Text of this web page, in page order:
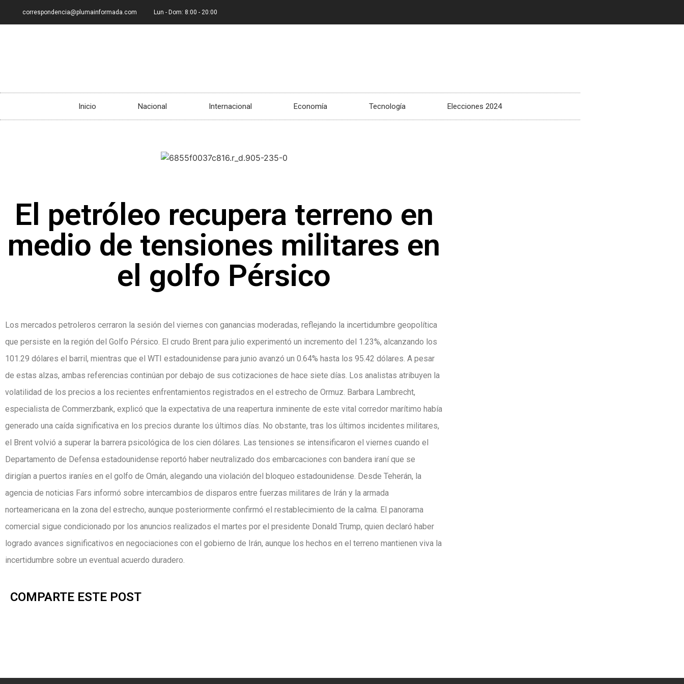
correspondencia@plumainformada.com Lun - Dom: 8:00 - 20:00
Inicio Nacional Internacional Economía Tecnología Elecciones 2024
El petróleo recupera terreno en
medio de tensiones militares en
el golfo Pérsico
Los mercados petroleros cerraron la sesión del viernes con ganancias moderadas, reflejando la incertidumbre geopolítica
que persiste en la región del Golfo Pérsico. El crudo Brent para julio experimentó un incremento del 1.23%, alcanzando los
101.29 dólares el barril, mientras que el WTI estadounidense para junio avanzó un 0.64% hasta los 95.42 dólares. A pesar
de estas alzas, ambas referencias continúan por debajo de sus cotizaciones de hace siete días. Los analistas atribuyen la
volatilidad de los precios a los recientes enfrentamientos registrados en el estrecho de Ormuz. Barbara Lambrecht,
especialista de Commerzbank, explicó que la expectativa de una reapertura inminente de este vital corredor marítimo había
generado una caída significativa en los precios durante los últimos días. No obstante, tras los últimos incidentes militares,
el Brent volvió a superar la barrera psicológica de los cien dólares. Las tensiones se intensificaron el viernes cuando el
Departamento de Defensa estadounidense reportó haber neutralizado dos embarcaciones con bandera iraní que se
dirigían a puertos iraníes en el golfo de Omán, alegando una violación del bloqueo estadounidense. Desde Teherán, la
agencia de noticias Fars informó sobre intercambios de disparos entre fuerzas militares de Irán y la armada
norteamericana en la zona del estrecho, aunque posteriormente confirmó el restablecimiento de la calma. El panorama
comercial sigue condicionado por los anuncios realizados el martes por el presidente Donald Trump, quien declaró haber
logrado avances significativos en negociaciones con el gobierno de Irán, aunque los hechos en el terreno mantienen viva la
incertidumbre sobre un eventual acuerdo duradero.
COMPARTE ESTE POST